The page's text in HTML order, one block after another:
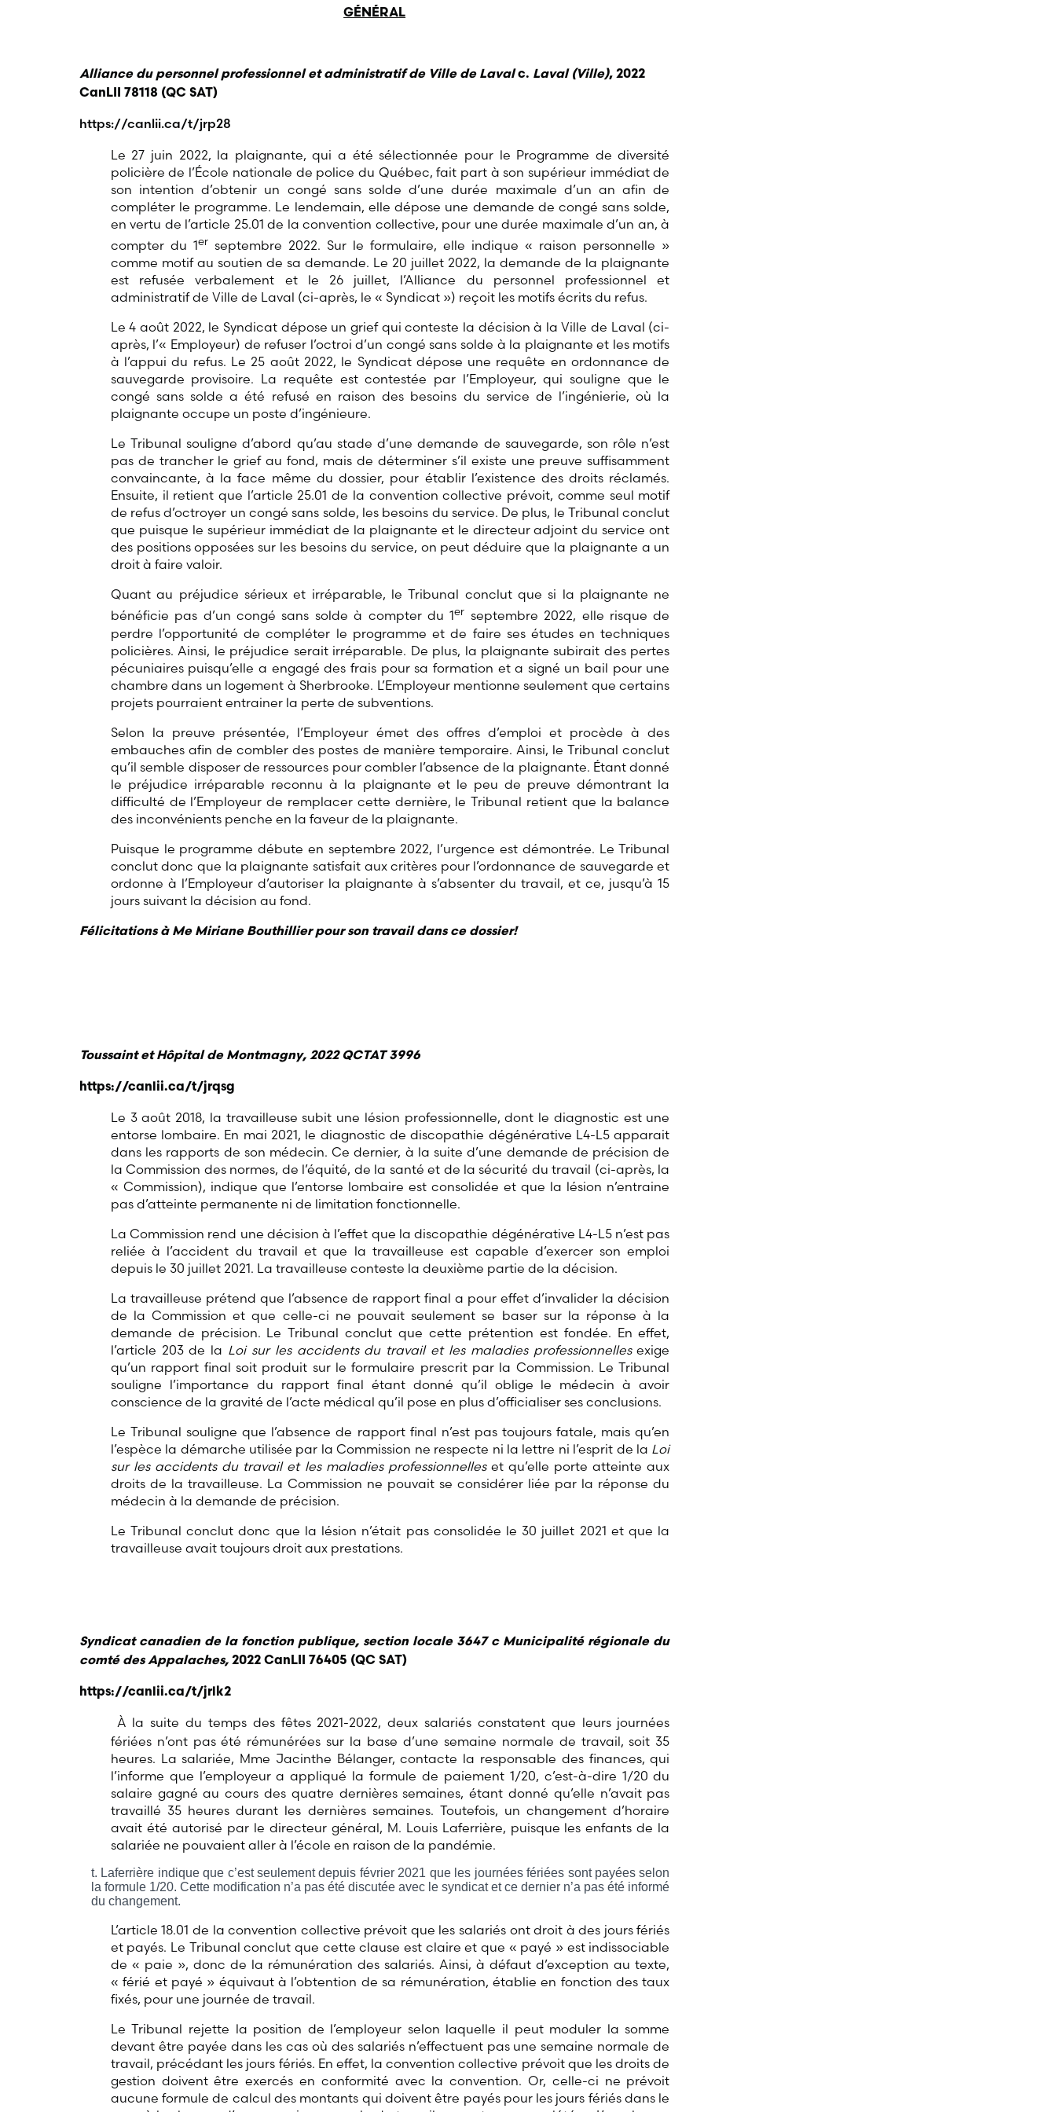
GÉNÉRAL
Alliance du personnel professionnel et administratif de Ville de Lavalc. Laval (Ville), 2022
CanLII 78118 (QC SAT)
https://canlii.ca/t/jrp28
Le 27 juin 2022, la plaignante, qui a été sélectionnée pour le Programme de diversité
policière de l’École nationale de police du Québec, fait part à son supérieur immédiat de
son intention d’obtenir un congé sans solde d’une durée maximale d’un an afin de
compléter le programme. Le lendemain, elle dépose une demande de congé sans solde,
en vertu de l’article 25.01 de la convention collective, pour une durée maximale d’un an, à
compter du 1erseptembre 2022. Sur le formulaire, elle indique « raison personnelle »
comme motif au soutien de sa demande. Le 20 juillet 2022, la demande de la plaignante
est refusée verbalement et le 26 juillet, l’Alliance du personnel professionnel et
administratif de Ville de Laval (ci-après, le « Syndicat ») reçoit les motifs écrits du refus.
Le 4 août 2022, le Syndicat dépose un grief qui conteste la décision à la Ville de Laval (ci-
après, l’« Employeur) de refuser l’octroi d’un congé sans solde à la plaignante et les motifs
à l’appui du refus. Le 25 août 2022, le Syndicat dépose une requête en ordonnance de
sauvegarde provisoire. La requête est contestée par l’Employeur, qui souligne que le
congé sans solde a été refusé en raison des besoins du service de l’ingénierie, où la
plaignante occupe un poste d’ingénieure.
Le Tribunal souligne d’abord qu’au stade d’une demande de sauvegarde, son rôle n’est
pas de trancher le grief au fond, mais de déterminer s’il existe une preuve suffisamment
convaincante, à la face même du dossier, pour établir l’existence des droits réclamés.
Ensuite, il retient que l’article 25.01 de la convention collective prévoit, comme seul motif
de refus d’octroyer un congé sans solde, les besoins du service. De plus, le Tribunal conclut
que puisque le supérieur immédiat de la plaignante et le directeur adjoint du service ont
des positions opposées sur les besoins du service, on peut déduire que la plaignante a un
droit à faire valoir.
Quant au préjudice sérieux et irréparable, le Tribunal conclut que si la plaignante ne
bénéficie pas d’un congé sans solde à compter du 1er septembre 2022, elle risque de
perdre l’opportunité de compléter le programme et de faire ses études en techniques
policières. Ainsi, le préjudice serait irréparable. De plus, la plaignante subirait des pertes
pécuniaires puisqu’elle a engagé des frais pour sa formation et a signé un bail pour une
chambre dans un logement à Sherbrooke. L’Employeur mentionne seulement que certains
projets pourraient entrainer la perte de subventions.
Selon la preuve présentée, l’Employeur émet des offres d’emploi et procède à des
embauches afin de combler des postes de manière temporaire. Ainsi, le Tribunal conclut
qu’il semble disposer de ressources pour combler l’absence de la plaignante. Étant donné
le préjudice irréparable reconnu à la plaignante et le peu de preuve démontrant la
difficulté de l’Employeur de remplacer cette dernière, le Tribunal retient que la balance
des inconvénients penche en la faveur de la plaignante.
Puisque le programme débute en septembre 2022, l’urgence est démontrée. Le Tribunal
conclut donc que la plaignante satisfait aux critères pour l’ordonnance de sauvegarde et
ordonne à l’Employeur d’autoriser la plaignante à s’absenter du travail, et ce, jusqu’à 15
jours suivant la décision au fond.
Félicitations à Me Miriane Bouthillier pour son travail dans ce dossier!
Toussaint et Hôpital de Montmagny, 2022 QCTAT 3996
https://canlii.ca/t/jrqsg
Le 3 août 2018, la travailleuse subit une lésion professionnelle, dont le diagnostic est une
entorse lombaire. En mai 2021, le diagnostic de discopathie dégénérative L4-L5 apparait
dans les rapports de son médecin. Ce dernier, à la suite d’une demande de précision de
la Commission des normes, de l’équité, de la santé et de la sécurité du travail (ci-après, la
« Commission), indique que l’entorse lombaire est consolidée et que la lésion n’entraine
pas d’atteinte permanente ni de limitation fonctionnelle.
La Commission rend une décision à l’effet que la discopathie dégénérative L4-L5 n’est pas
reliée à l’accident du travail et que la travailleuse est capable d’exercer son emploi
depuis le 30 juillet 2021. La travailleuse conteste la deuxième partie de la décision.
La travailleuse prétend que l’absence de rapport final a pour effet d’invalider la décision
de la Commission et que celle-ci ne pouvait seulement se baser sur la réponse à la
demande de précision. Le Tribunal conclut que cette prétention est fondée. En effet,
l’article 203 de la Loi sur les accidents du travail et les maladies professionnellesexige
qu’un rapport final soit produit sur le formulaire prescrit par la Commission. Le Tribunal
souligne l’importance du rapport final étant donné qu’il oblige le médecin à avoir
conscience de la gravité de l’acte médical qu’il pose en plus d’officialiser ses conclusions.
Le Tribunal souligne que l’absence de rapport final n’est pas toujours fatale, mais qu’en
l’espèce la démarche utilisée par la Commission ne respecte ni la lettre ni l’esprit de la Loi
sur les accidents du travail et les maladies professionnelles et qu’elle porte atteinte aux
droits de la travailleuse. La Commission ne pouvait se considérer liée par la réponse du
médecin à la demande de précision.
Le Tribunal conclut donc que la lésion n’était pas consolidée le 30 juillet 2021 et que la
travailleuse avait toujours droit aux prestations.
Syndicat canadien de la fonction publique, section locale 3647 c Municipalité régionale du
comté des Appalaches, 2022 CanLII 76405 (QC SAT)
https://canlii.ca/t/jrlk2
À la suite du temps des fêtes 2021-2022, deux salariés constatent que leurs journées
fériées n’ont pas été rémunérées sur la base d’une semaine normale de travail, soit 35
heures. La salariée, Mme Jacinthe Bélanger, contacte la responsable des finances, qui
l’informe que l’employeur a appliqué la formule de paiement 1/20, c’est-à-dire 1/20 du
salaire gagné au cours des quatre dernières semaines, étant donné qu’elle n’avait pas
travaillé 35 heures durant les dernières semaines. Toutefois, un changement d’horaire
avait été autorisé par le directeur général, M. Louis Laferrière, puisque les enfants de la
salariée ne pouvaient aller à l’école en raison de la pandémie.
Laferrière indique que c’est seulement depuis février 2021 que les journées fériées sont payées selon
la formule 1/20. Cette modification n’a pas été discutée avec le syndicat et ce dernier n’a pas été informé
du changement.
L’article 18.01 de la convention collective prévoit que les salariés ont droit à des jours fériés
et payés. Le Tribunal conclut que cette clause est claire et que « payé » est indissociable
de « paie », donc de la rémunération des salariés. Ainsi, à défaut d’exception au texte,
« férié et payé » équivaut à l’obtention de sa rémunération, établie en fonction des taux
fixés, pour une journée de travail.
Le Tribunal rejette la position de l’employeur selon laquelle il peut moduler la somme
devant être payée dans les cas où des salariés n’effectuent pas une semaine normale de
travail, précédant les jours fériés. En effet, la convention collective prévoit que les droits de
gestion doivent être exercés en conformité avec la convention. Or, celle-ci ne prévoit
aucune formule de calcul des montants qui doivent être payés pour les jours fériés dans le